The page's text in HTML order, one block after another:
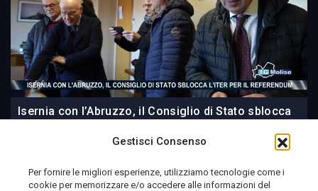
Gestisci Consenso
Per fornire le migliori esperienze, utilizziamo tecnologie come i
cookie per memorizzare e/o accedere alle informazioni del
Isernia con l’Abruzzo, il Consiglio di Stato sblocca
22 ore fa